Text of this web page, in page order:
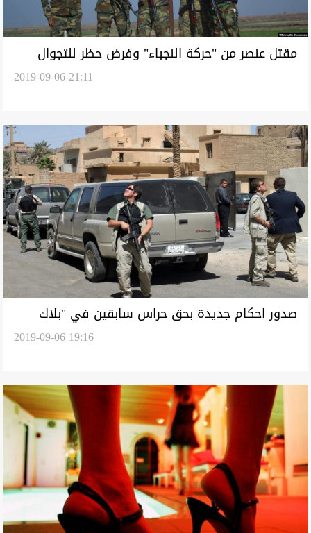
مقتل عنصر من "حركة النجباء" وفرض حظر للتجوال
2019-09-06 21:11
صدور احكام جديدة بحق حراس سابقين في "بلاك
2019-09-06 19:16